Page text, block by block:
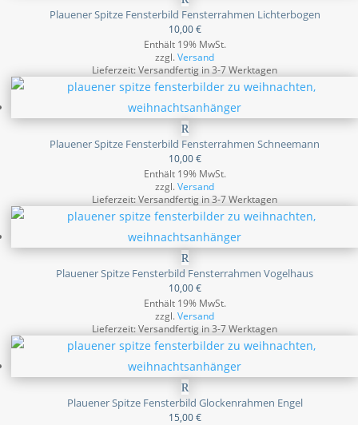
Plauener Spitze Fensterbild Fensterrahmen Lichterbogen
10,00€
Enthält 19% MwSt.
zzgl.Versand
Lieferzeit: Versandfertig in 3-7 Werktagen
Plauener Spitze Fensterbild Fensterrahmen Schneemann
10,00€
Enthält 19% MwSt.
zzgl.Versand
Lieferzeit: Versandfertig in 3-7 Werktagen
Plauener Spitze Fensterbild Fensterrahmen Vogelhaus
10,00€
Enthält 19% MwSt.
zzgl.Versand
Lieferzeit: Versandfertig in 3-7 Werktagen
Plauener Spitze Fensterbild Glockenrahmen Engel
15,00€